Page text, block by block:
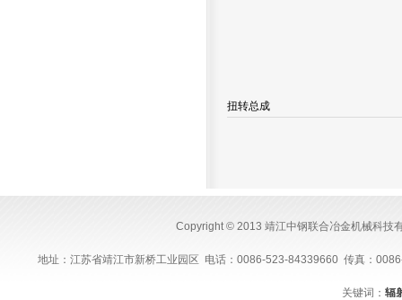
扭转总成
Copyright © 2013 靖江中钢联合冶金机械科技
地址：江苏省靖江市新桥工业园区 电话：0086-523-84339660 传真：
关键词：辐